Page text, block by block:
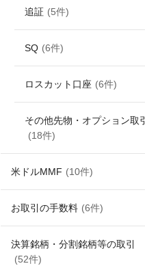
追証 (5件)
SQ (6件)
ロスカット口座 (6件)
その他先物・オプション取引
(18件)
米ドルMMF (10件)
お取引の手数料 (6件)
決算銘柄・分割銘柄等の取引
(52件)